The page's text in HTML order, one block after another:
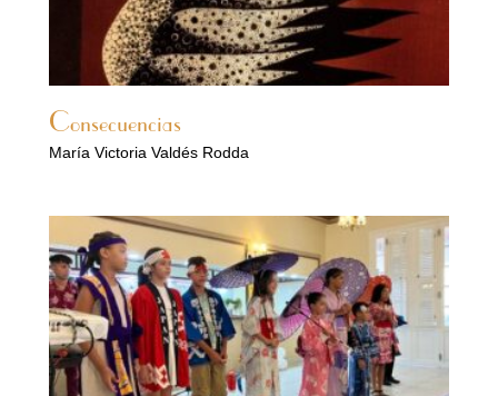
Consecuencias
María Victoria Valdés Rodda